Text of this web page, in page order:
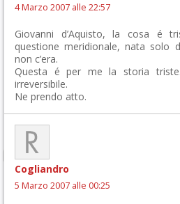
4 Marzo 2007 alle 22:57
Giovanni d’Aquisto, la cosa é
questione meridionale, nata solo
non c’era.
Questa é per me la storia
irreversibile.
Ne prendo atto.
Cogliandro
5 Marzo 2007 alle 00:25